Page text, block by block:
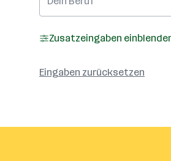
Zusatzeingaben
Eingaben zurücksetzen